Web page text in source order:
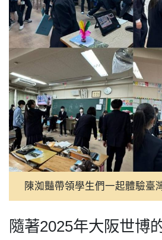
陳洳豔帶領學生們一起體驗臺
隨著2025年大阪世博